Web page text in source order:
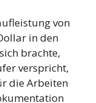
von
in den
brachte,
verspricht,
die Arbeiten